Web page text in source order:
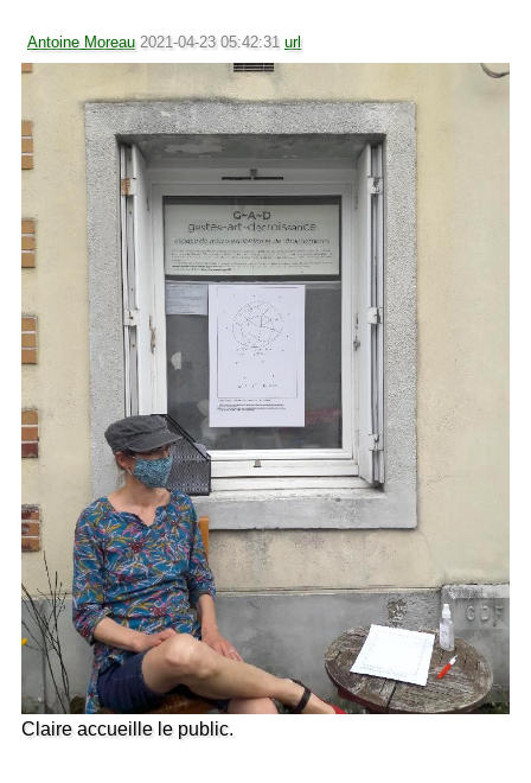
Antoine Moreau 2021-04-23 05:42:31 url
Claire accueille le public.